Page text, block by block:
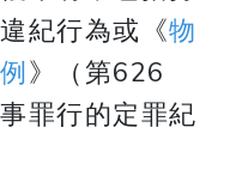
紀行為或《物
》（第626
罪行的定罪紀